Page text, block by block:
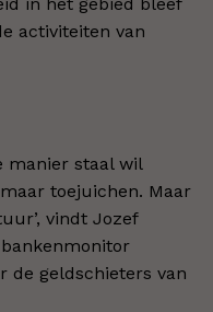
activiteiten van
manier staal wil
toejuichen. Maar
vindt Jozef
de geldschieters van